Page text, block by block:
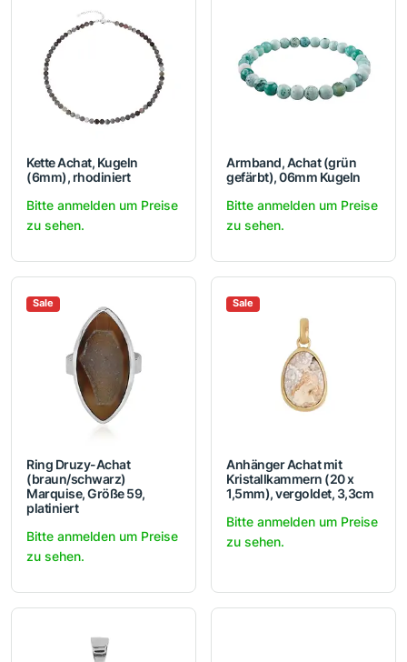
Kette Achat, Kugeln
(6mm), rhodiniert
Bitte anmelden um Preise
zu sehen.
Armband, Achat (grün
gefärbt), 06mm Kugeln
Bitte anmelden um Preise
zu sehen.
Sale
Ring Druzy-Achat
(braun/schwarz)
Marquise, Größe 59,
platiniert
Bitte anmelden um Preise
zu sehen.
Sale
Anhänger Achat mit
Kristallkammern (20 x
1,5mm), vergoldet, 3,3cm
Bitte anmelden um Preise
zu sehen.